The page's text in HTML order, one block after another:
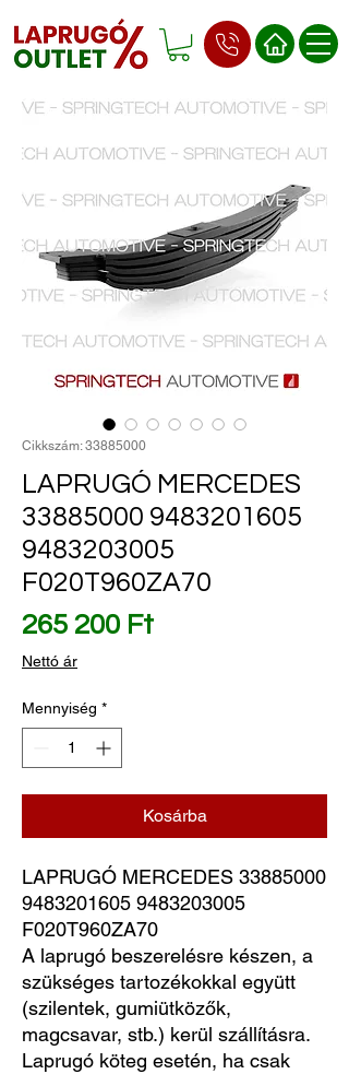
Cikkszám: 33885000
LAPRUGÓ MERCEDES
33885000 9483201605
9483203005
F020T960ZA70
265 200 FtÁr
Nettó ár
Mennyiség *
Kosárba
LAPRUGÓ MERCEDES 33885000
9483201605 9483203005
F020T960ZA70
A laprugó beszerelésre készen, a
szükséges tartozékokkal együtt
(szilentek, gumiütközők,
magcsavar, stb.) kerül szállításra.
Laprugó köteg esetén, ha csak